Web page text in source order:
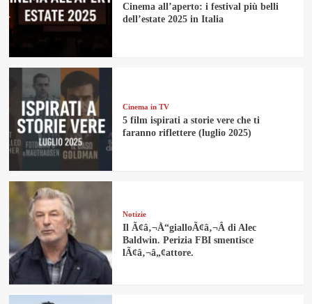
Cinema all’aperto: i festival più belli
dell’estate 2025 in Italia
Cinema in TV
5 film ispirati a storie vere che ti
faranno riflettere (luglio 2025)
Notizie
Il Ã¢â‚¬Å“gialloÃ¢â‚¬Â di Alec
Baldwin. Perizia FBI smentisce
lÃ¢â‚¬â„¢attore.